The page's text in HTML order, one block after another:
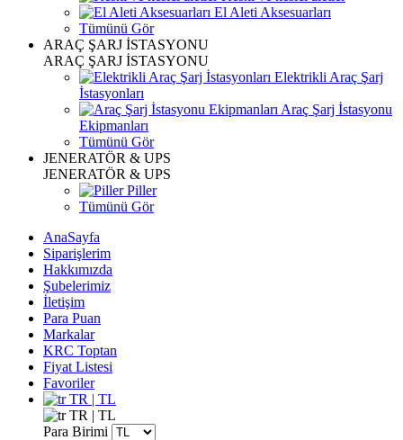
El Aleti Aksesuarları
Tümünü Gör
ARAÇ ŞARJ İSTASYONU
ARAÇ ŞARJ İSTASYONU
Elektrikli Araç Şarj
İstasyonları
Araç Şarj İstasyonu
Ekipmanları
Tümünü Gör
JENERATÖR & UPS
JENERATÖR & UPS
Piller
Tümünü Gör
AnaSayfa
Siparişlerim
Hakkımızda
Şubelerimiz
İletişim
Para Puan
Markalar
KRC Toptan
Fiyat Listesi
Favoriler
TR | TL
TR | TL
Para Birimi